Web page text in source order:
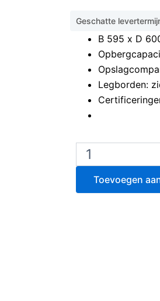
Geschatte
B 595 x D
Legborden:
Multirisico
brandwerende
veiligheidskast
solventen
Toevoegen